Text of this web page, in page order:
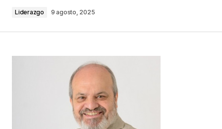
Comentario*
*
Liderazgo 9 agosto, 2025